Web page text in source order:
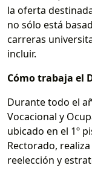
la oferta
no sólo está
carreras
incluir.
Cómo trabaja el
Durante todo el
Vocacional y
ubicado en el 1º
Rectorado,
reelección y